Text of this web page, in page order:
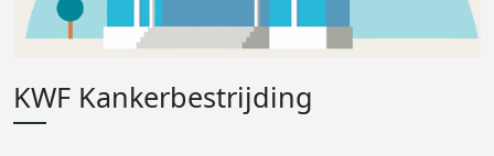
KWF Kankerbestrijding